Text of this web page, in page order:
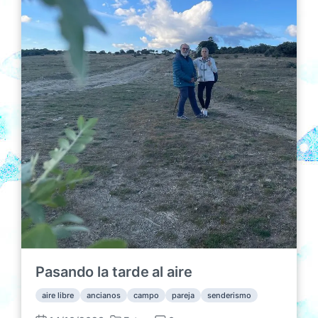
ó
n
Pasando la tarde al aire
aire libre ancianos campo pareja senderismo